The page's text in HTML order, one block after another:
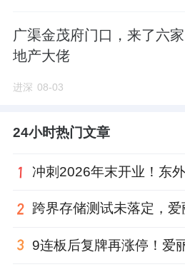
广渠金茂府门口，来了六家
地产大佬
进深 08-03
24小时热门文章